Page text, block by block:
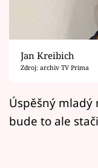
Sledujte
Filmový
Mámy sobě
Jan Kreibich
Zdroj: archiv TV Prima
Úspěšný mladý
bude to ale